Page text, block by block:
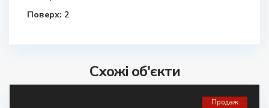
Поверх: 2
Схожі об'єкти
Продаж